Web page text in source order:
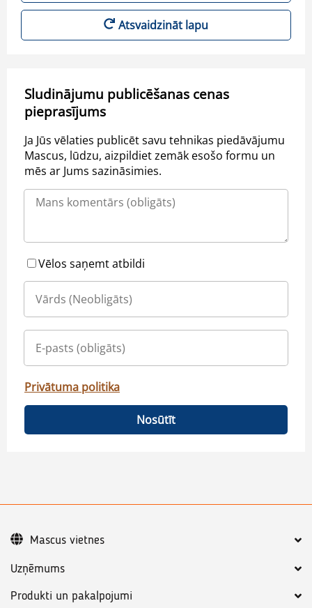
Atsvaidzināt lapu
Sludinājumu publicēšanas cenas
pieprasījums
Ja Jūs vēlaties publicēt savu tehnikas piedāvājumu
Mascus, lūdzu, aizpildiet zemāk esošo formu un
mēs ar Jums sazināsimies.
Vēlos saņemt atbildi
Privātuma politika
Nosūtīt
Uzņēmums
Produkti un pakalpojumi
Mascus vietnes